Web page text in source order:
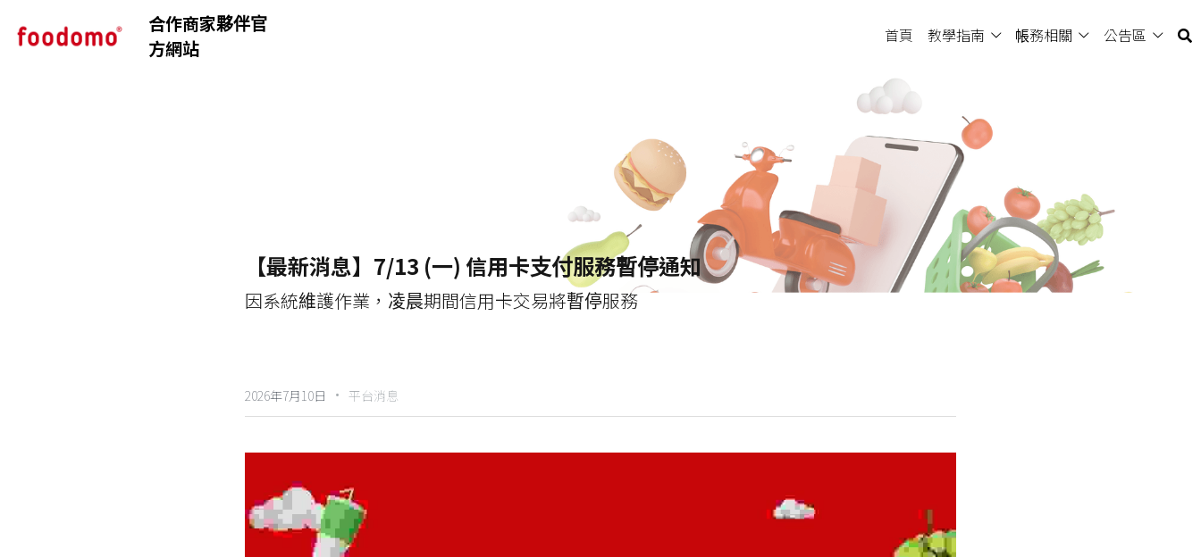
合作商家夥伴官
方網站
首頁 教學指南 帳務相關 公告區
【最新消息】7/13 (一) 信用卡支付服務暫停通知
因系統維護作業，凌晨期間信用卡交易將暫停服務
2026年7月10日 · 平台消息